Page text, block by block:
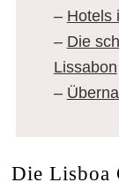
– Hotels
– Die
Lissabon
–
Die Lisboa